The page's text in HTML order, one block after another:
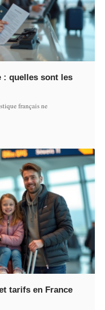
: quelles sont les
français ne
tarifs en France